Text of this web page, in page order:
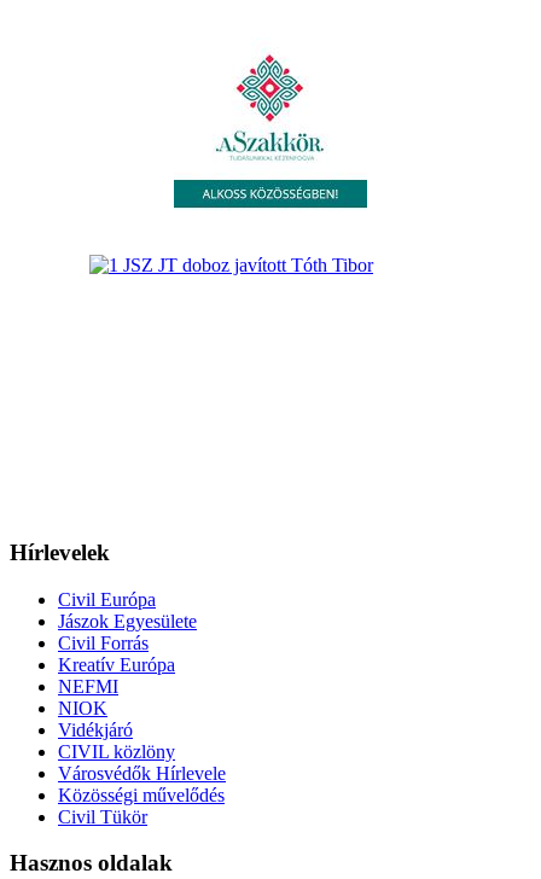
Hírlevelek
Civil Európa
Jászok Egyesülete
Civil Forrás
Kreatív Európa
NEFMI
NIOK
Vidékjáró
CIVIL közlöny
Városvédők Hírlevele
Közösségi művelődés
Civil Tükör
Hasznos oldalak